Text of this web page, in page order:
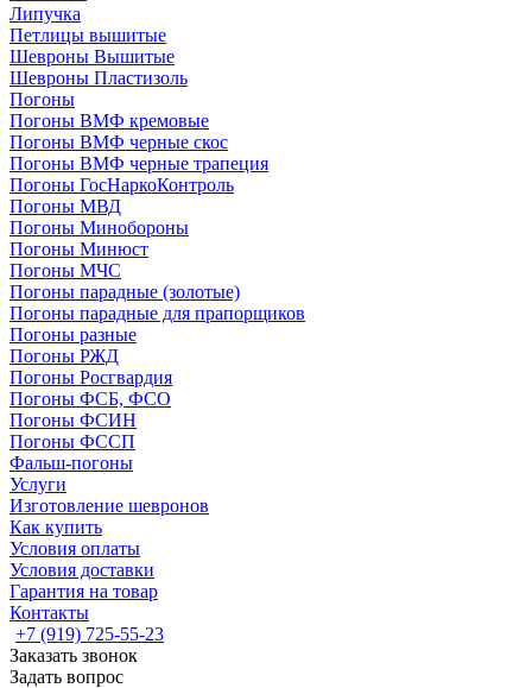
Липучка
Петлицы вышитые
Шевроны Вышитые
Шевроны Пластизоль
Погоны
Погоны ВМФ кремовые
Погоны ВМФ черные скос
Погоны ВМФ черные трапеция
Погоны ГосНаркоКонтроль
Погоны МВД
Погоны Минобороны
Погоны Минюст
Погоны МЧС
Погоны парадные (золотые)
Погоны парадные для прапорщиков
Погоны разные
Погоны РЖД
Погоны Росгвардия
Погоны ФСБ, ФСО
Погоны ФСИН
Погоны ФССП
Фальш-погоны
Услуги
Изготовление шевронов
Как купить
Условия оплаты
Условия доставки
Гарантия на товар
Контакты
+7 (919) 725-55-23
Заказать звонок
Задать вопрос